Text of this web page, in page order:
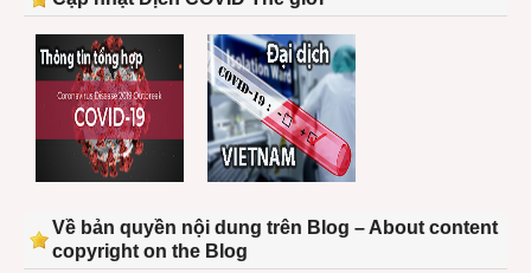
Về bản quyền nội dung trên Blog – About content
copyright on the Blog